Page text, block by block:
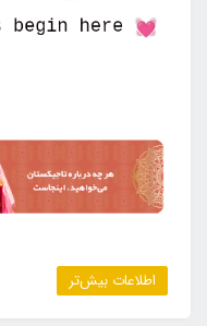
اطلاعات بیش‌تر